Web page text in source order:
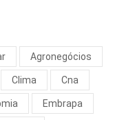
Agronegócios
Clima Cna
Embrapa